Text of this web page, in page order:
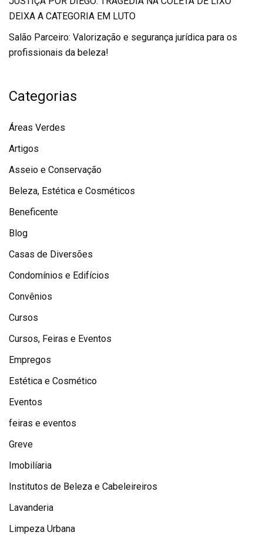
DEIXA A CATEGORIA EM LUTO
Salão Parceiro: Valorização e segurança jurídica para os
profissionais da beleza!
Categorias
Áreas Verdes
Artigos
Asseio e Conservação
Beleza, Estética e Cosméticos
Beneficente
Blog
Casas de Diversões
Condomínios e Edifícios
Convênios
Cursos
Cursos, Feiras e Eventos
Empregos
Estética e Cosmético
Eventos
feiras e eventos
Greve
Imobilíaria
Institutos de Beleza e Cabeleireiros
Lavanderia
Limpeza Urbana